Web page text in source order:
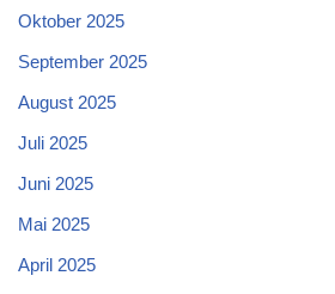
Oktober 2025
September 2025
August 2025
Juli 2025
Juni 2025
Mai 2025
April 2025